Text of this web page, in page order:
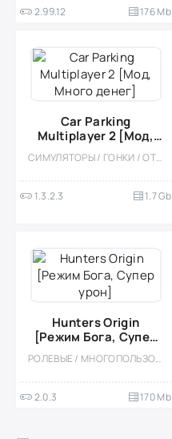
2.99.12 176 Mb
Car Parking
Multiplayer 2 [Мод,
Много денег]
СИМУЛЯТОРЫ / ГОНКИ / ОТКРЫТЫЙ МИР / КАЗУАЛЬНЫЕ / СТИЛИЗАЦИЯ / 3D / ВСТРОЕННЫЙ КЕШ / БОЛЬШАЯ / МОД / ФИЗИКА
1.3.2.3 1.7 Gb
Hunters Origin
[Режим Бога, Супер
урон]
РОЛЕВЫЕ / МНОГОПОЛЬЗОВАТЕЛЬСКАЯ / СОРЕВНОВАТЕЛЬНАЯ / ФЭНТЕЗИ / МОНСТРЫ / ПРИКЛЮЧЕНИЕ / ОТКРЫТЫЙ МИР / МОД
2.0.3 170 Mb